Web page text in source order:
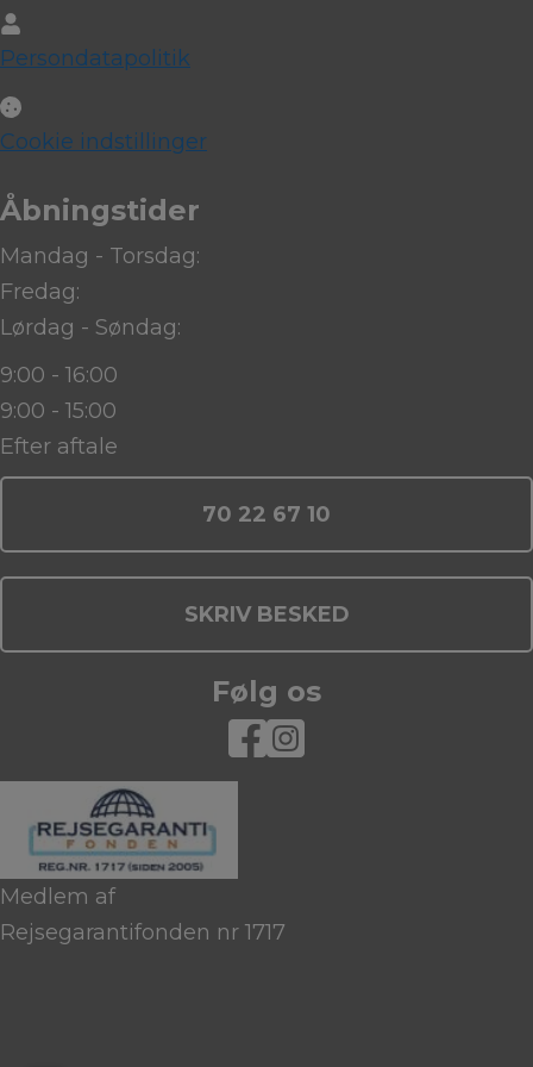
Persondatapolitik
Cookie indstillinger
Åbningstider
Mandag - Torsdag:
Fredag:
Lørdag - Søndag:
9:00 - 16:00
9:00 - 15:00
Efter aftale
70 22 67 10
SKRIV BESKED
Følg os
Medlem af
Rejsegarantifonden nr 1717